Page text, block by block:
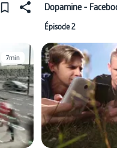
Dopamine -
Épisode 2
7min